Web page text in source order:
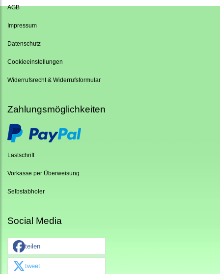
AGB
Impressum
Datenschutz
Cookieeinstellungen
Widerrufsrecht & Widerrufsformular
Zahlungsmöglichkeiten
Lastschrift
Vorkasse per Überweisung
Selbstabholer
Social Media
teilen
tweet